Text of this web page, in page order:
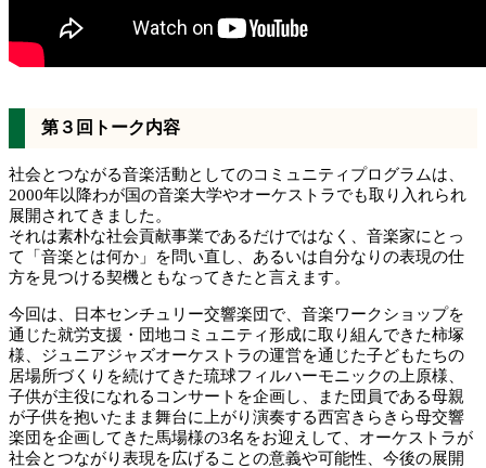
第３回トーク内容
社会とつながる音楽活動としてのコミュニティプログラムは、
2000年以降わが国の音楽大学やオーケストラでも取り入れられ
展開されてきました。
それは素朴な社会貢献事業であるだけではなく、音楽家にとっ
て「音楽とは何か」を問い直し、あるいは自分なりの表現の仕
方を見つける契機ともなってきたと言えます。
今回は、日本センチュリー交響楽団で、音楽ワークショップを
通じた就労支援・団地コミュニティ形成に取り組んできた柿塚
様、ジュニアジャズオーケストラの運営を通じた子どもたちの
居場所づくりを続けてきた琉球フィルハーモニックの上原様、
子供が主役になれるコンサートを企画し、また団員である母親
が子供を抱いたまま舞台に上がり演奏する西宮きらきら母交響
楽団を企画してきた馬場様の3名をお迎えして、オーケストラが
社会とつながり表現を広げることの意義や可能性、今後の展開